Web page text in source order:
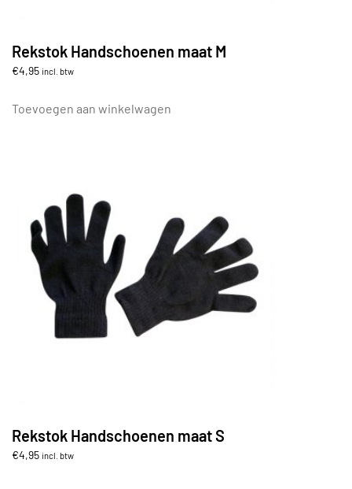
Rekstok Handschoenen maat M
€4,95 incl. btw
Toevoegen aan winkelwagen
Rekstok Handschoenen maat S
€4,95 incl. btw